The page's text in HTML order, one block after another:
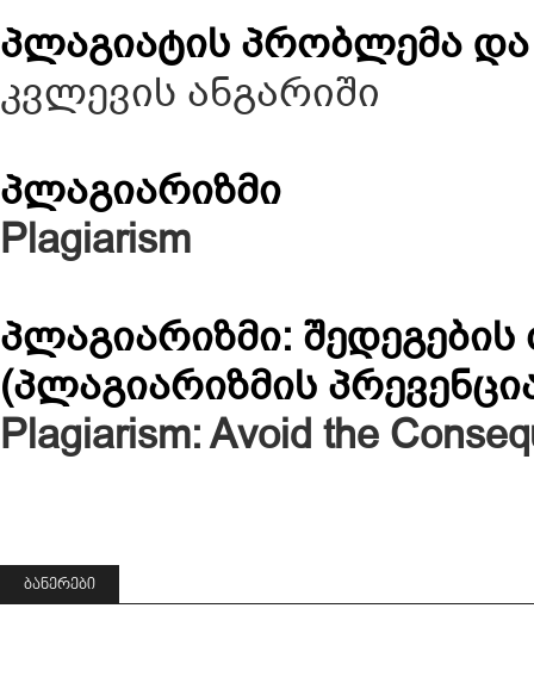
პლაგიატის პრობლემა
კვლევის ანგარიში
პლაგიარიზმი
Plagiarism
პლაგიარიზმი:
(პლაგიარიზმის
Plagiarism: Avoid the
ᲑᲐᲜᲔᲠᲔᲑᲘ